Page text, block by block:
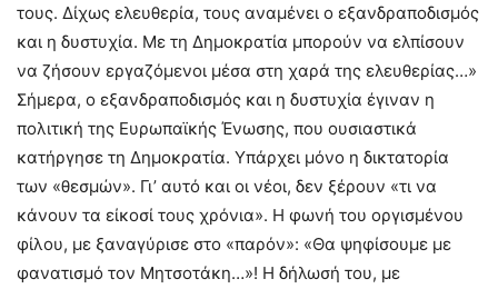
τους. Δίχως ελευθερία, τους αναμένει ο εξανδραποδισμός
και η δυστυχία. Με τη Δημοκρατία μπορούν να ελπίσουν
να ζήσουν εργαζόμενοι μέσα στη χαρά της ελευθερίας…»
Σήμερα, ο εξανδραποδισμός και η δυστυχία έγιναν η
πολιτική της Ευρωπαϊκής Ένωσης, που ουσιαστικά
κατήργησε τη Δημοκρατία. Υπάρχει μόνο η δικτατορία
των «θεσμών». Γι’ αυτό και οι νέοι, δεν ξέρουν «τι να
κάνουν τα είκοσί τους χρόνια». Η φωνή του οργισμένου
φίλου, με ξαναγύρισε στο «παρόν»: «Θα ψηφίσουμε με
φανατισμό τον Μητσοτάκη…»! Η δήλωσή του, με